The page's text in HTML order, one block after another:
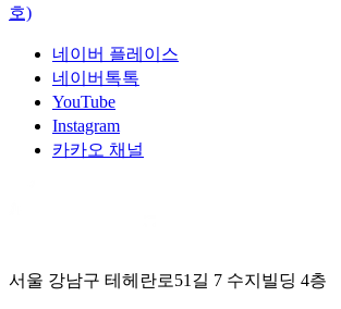
호)
네이버 플레이스
네이버톡톡
YouTube
Instagram
카카오 채널
서울 강남구 테헤란로51길 7 수지빌딩 4층